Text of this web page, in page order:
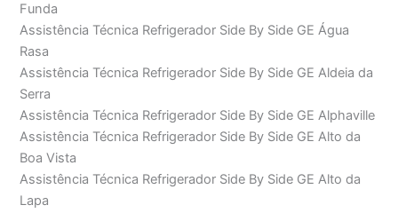
Funda
Assistência Técnica Refrigerador Side By Side GE Água
Rasa
Assistência Técnica Refrigerador Side By Side GE Aldeia da
Serra
Assistência Técnica Refrigerador Side By Side GE Alphaville
Assistência Técnica Refrigerador Side By Side GE Alto da
Boa Vista
Assistência Técnica Refrigerador Side By Side GE Alto da
Lapa